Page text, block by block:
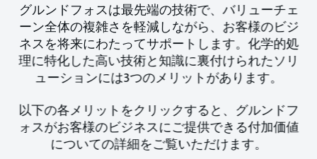
グルンドフォスは最先端の技術で、バリューチェ
ーン全体の複雑さを軽減しながら、お客様のビジ
ネスを将来にわたってサポートします。化学的処
理に特化した高い技術と知識に裏付けられたソリ
ューションには3つのメリットがあります。
以下の各メリットをクリックすると、グルンドフ
ォスがお客様のビジネスにご提供できる付加価値
についての詳細をご覧いただけます。